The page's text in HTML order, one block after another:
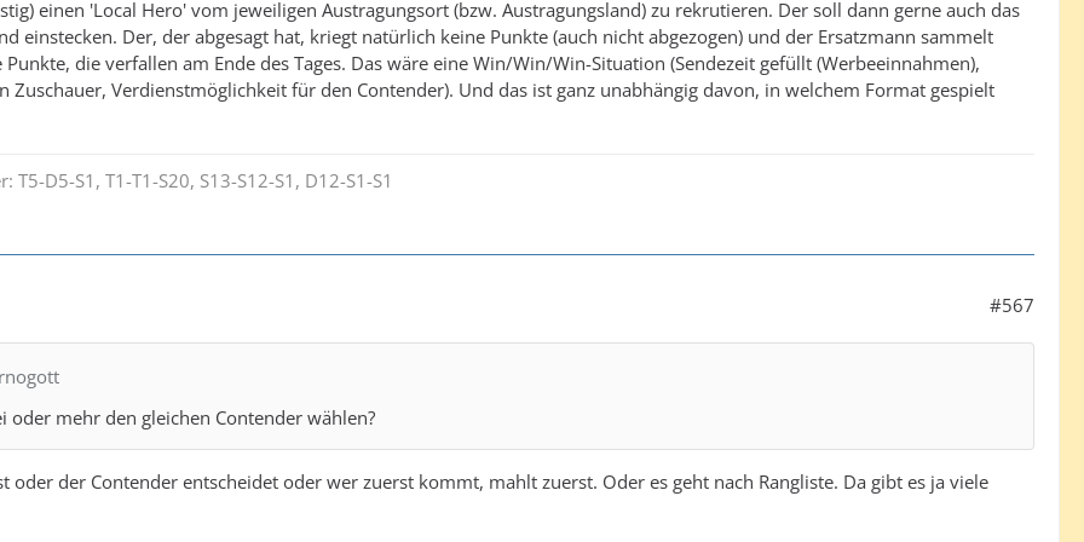
einen 'Local Hero' vom jeweiligen Austragungsort (bzw. Austragungsland) zu rekrutieren. Der soll dann gerne auch das
einstecken. Der, der abgesagt hat, kriegt natürlich keine Punkte (auch nicht abgezogen) und der Ersatzmann sammelt
die verfallen am Ende des Tages. Das wäre eine Win/Win/Win-Situation (Sendezeit gefüllt (Werbeeinnahmen),
Zuschauer, Verdienstmöglichkeit für den Contender). Und das ist ganz unabhängig davon, in welchem Format gespielt
T5-D5-S1, T1-T1-S20, S13-S12-S1, D12-S1-S1
#567
oder mehr den gleichen Contender wählen?
oder der Contender entscheidet oder wer zuerst kommt, mahlt zuerst. Oder es geht nach Rangliste. Da gibt es ja viele